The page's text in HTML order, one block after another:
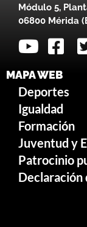
Módulo 5,
06800 Mérida
MAPA WEB
Deportes
Igualdad
Formación
Juventud y
Patrocinio
Declaración